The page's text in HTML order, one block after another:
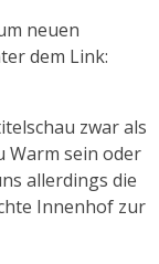
neuen
dem Link:
zwar als
Warm sein oder
allerdings die
Innenhof zur